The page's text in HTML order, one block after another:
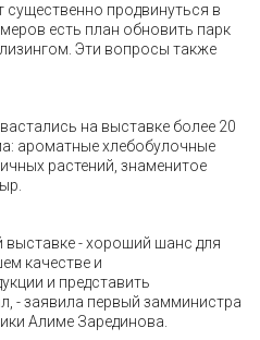
продвинуться в
есть план обновить парк
Эти вопросы также
на выставке более 20
ароматные хлебобулочные
растений, знаменитое
- хороший шанс для
качестве и
и представить
- заявила первый замминистра
Алиме Зарединова.